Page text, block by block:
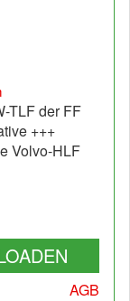
TLF der FF
+++
Volvo-HLF
AGB